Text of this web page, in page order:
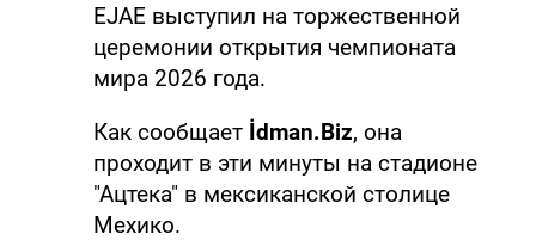
EJAE выступил на торжественной
церемонии открытия чемпионата
мира 2026 года.
Как сообщает İdman.Biz, она
проходит в эти минуты на стадионе
"Ацтека" в мексиканской столице
Мехико.